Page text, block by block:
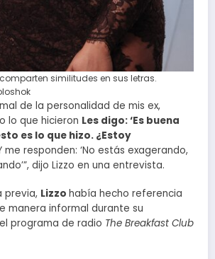
similitudes en sus letras.
de la personalidad de mis ex,
lo que hicieron Les digo: ‘Es buena
es lo que hizo. ¿Estoy
me responden: ‘No estás exagerando,
dijo Lizzo en una entrevista.
previa, Lizzo había hecho referencia
manera informal durante su
programa de radio The Breakfast Club